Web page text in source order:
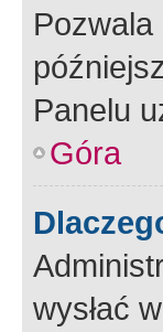
Panelu
Góra
wysłać